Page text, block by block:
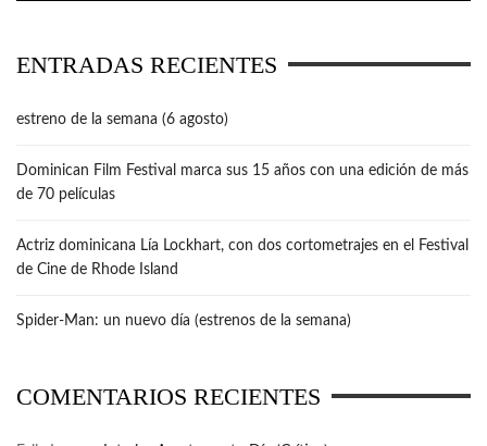
ENTRADAS RECIENTES
estreno de la semana (6 agosto)
Dominican Film Festival marca sus 15 años con una edición de más
de 70 películas
Actriz dominicana Lía Lockhart, con dos cortometrajes en el Festival
de Cine de Rhode Island
Spider-Man: un nuevo día (estrenos de la semana)
COMENTARIOS RECIENTES